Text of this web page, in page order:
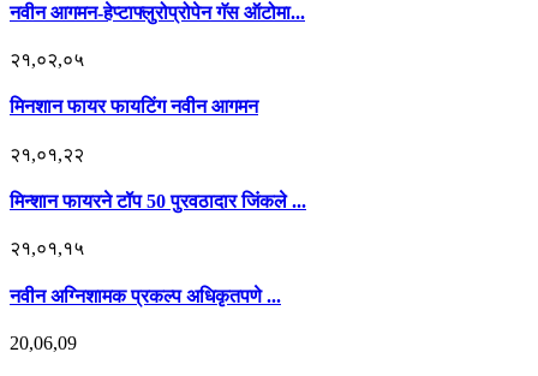
नवीन आगमन-हेप्टाफ्लुरोप्रोपेन गॅस ऑटोमा...
२१,०२,०५
मिनशान फायर फायटिंग नवीन आगमन
२१,०१,२२
मिन्शान फायरने टॉप 50 पुरवठादार जिंकले ...
२१,०१,१५
नवीन अग्निशामक प्रकल्प अधिकृतपणे ...
20,06,09